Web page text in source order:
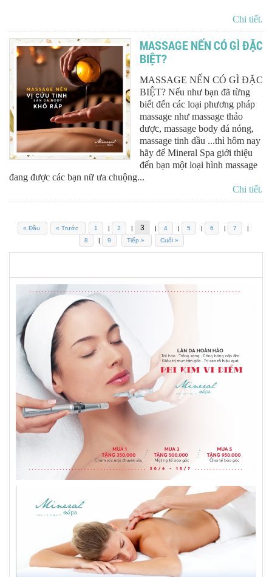
Chi tiết.
MASSAGE NẾN CÓ GÌ ĐẶC
BIỆT?
MASSAGE NẾN CÓ GÌ ĐẶC
BIỆT? Nếu như bạn đã từng
biết đến các loại phương pháp
massage như massage thảo
dược, massage body đá nóng,
massage tinh dầu ...thì hôm nay
hãy để Mineral Spa giới thiệu
đến bạn một loại hình massage
đang được các bạn nữ ưa chuộng...
Chi tiết.
« Đầu « Trước 1 2 3 4 5 6 7
8
9 Tiếp » Cuối »